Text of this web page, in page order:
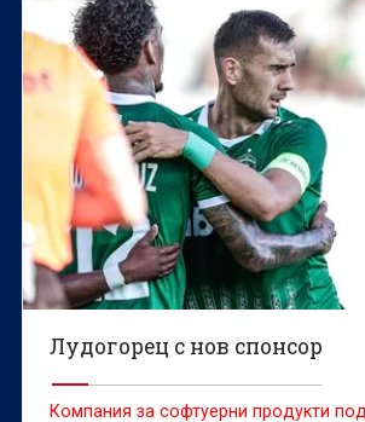
Лудогорец с нов спонсор
Компания за софтуерни продукти